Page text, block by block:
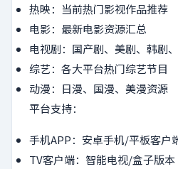
热映：当前热门影视作品推荐
电影：最新电影资源汇总
电视剧：国产剧、美剧、韩剧
综艺：各大平台热门综艺节目
动漫：日漫、国漫、美漫资源
平台支持：
手机APP：安卓手机/平板客户
TV客户端：智能电视/盒子版本